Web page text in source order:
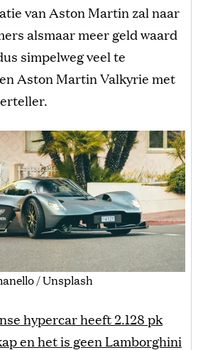
van Aston Martin zal naar
alsmaar meer geld waard
simpelweg veel te
Aston Martin Valkyrie met
/ Unsplash
hypercar heeft 2.128 pk
en het is geen Lamborghini